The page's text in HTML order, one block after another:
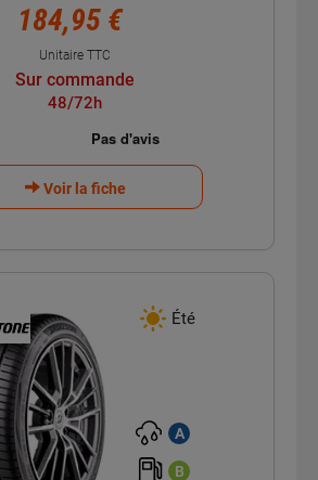
184,95 €
Unitaire TTC
Sur commande
48/72h
Voir la fiche
Été
A
B